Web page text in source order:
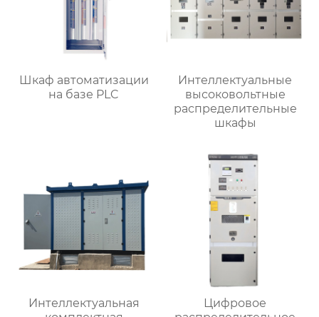
Шкаф автоматизации
на базе PLC
Интеллектуальные
высоковольтные
распределительные
шкафы
Интеллектуальная
Цифровое